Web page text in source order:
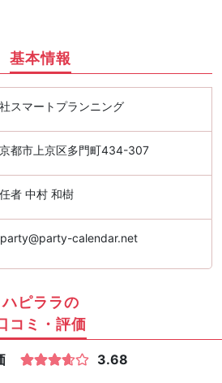
基本情報
スマートプランニング
都市上京区多門町434-307
者 中村 和樹
calendar.net
ハピララの
コミ・評価
3.68